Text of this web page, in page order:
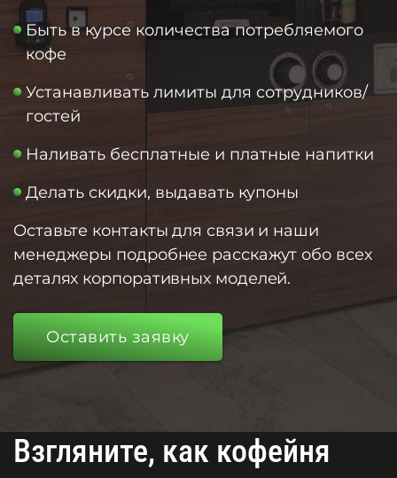
Быть в курсе количества потребляемого
кофе
Устанавливать лимиты для сотрудников/
гостей
Наливать бесплатные и платные напитки
Делать скидки, выдавать купоны
Оставьте контакты для связи и наши
менеджеры подробнее расскажут обо всех
деталях корпоративных моделей.
Оставить заявку
Взгляните, как кофейня